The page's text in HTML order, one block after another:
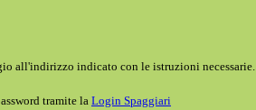
all'indirizzo indicato con le istruzioni necessarie.
tramite la Login Spaggiari